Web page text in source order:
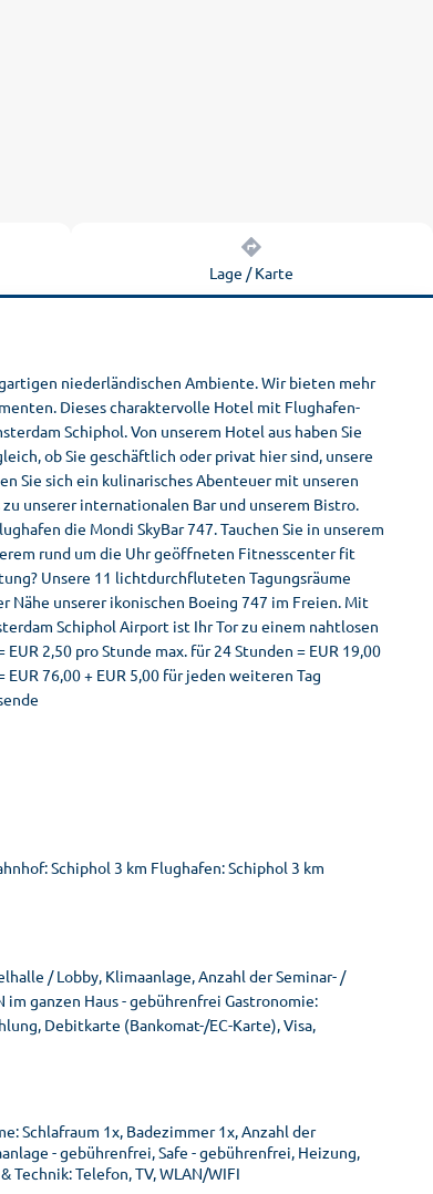
Lage / Karte
niederländischen Ambiente. Wir bieten mehr
Dieses charaktervolle Hotel mit Flughafen-
Schiphol. Von unserem Hotel aus haben Sie
ob Sie geschäftlich oder privat hier sind, unsere
Sie sich ein kulinarisches Abenteuer mit unseren
unserer internationalen Bar und unserem Bistro.
die Mondi SkyBar 747. Tauchen Sie in unserem
rund um die Uhr geöffneten Fitnesscenter fit
Unsere 11 lichtdurchfluteten Tagungsräume
unserer ikonischen Boeing 747 im Freien. Mit
Schiphol Airport ist Ihr Tor zu einem nahtlosen
2,50 pro Stunde max. für 24 Stunden = EUR 19,00
EUR 76,00 + EUR 5,00 für jeden weiteren Tag
Schiphol 3 km Flughafen: Schiphol 3 km
/ Lobby, Klimaanlage, Anzahl der Seminar- /
ganzen Haus - gebührenfrei Gastronomie:
Debitkarte (Bankomat-/EC-Karte), Visa,
Schlafraum 1x, Badezimmer 1x, Anzahl der
- gebührenfrei, Safe - gebührenfrei, Heizung,
Technik: Telefon, TV, WLAN/WIFI